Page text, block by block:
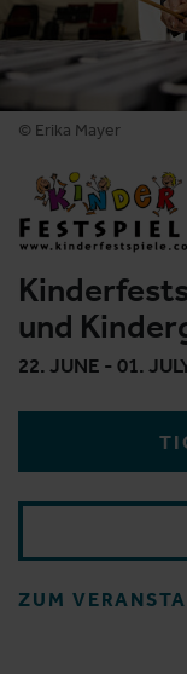
© Erika Mayer
und
22. JUNE - 01.
ZUM